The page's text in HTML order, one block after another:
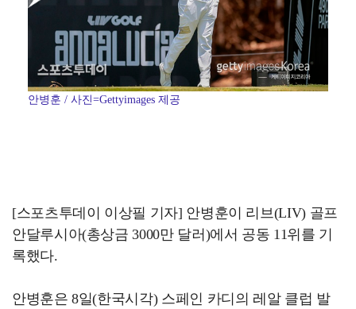
안병훈 / 사진=Gettyimages 제공
[스포츠투데이 이상필 기자] 안병훈이 리브(LIV) 골프
안달루시아(총상금 3000만 달러)에서 공동 11위를 기
록했다.
안병훈은 8일(한국시각) 스페인 카디의 레알 클럽 발